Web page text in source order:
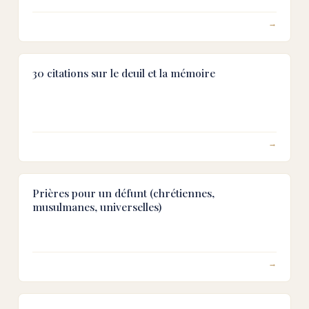
→
30 citations sur le deuil et la mémoire
→
Prières pour un défunt (chrétiennes,
musulmanes, universelles)
→